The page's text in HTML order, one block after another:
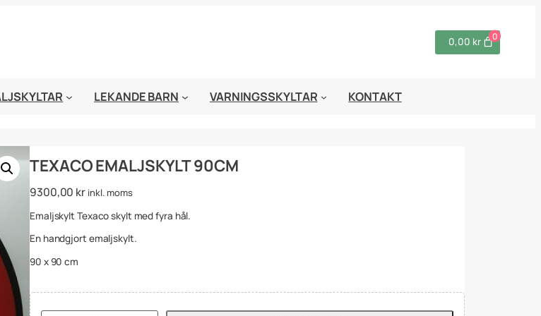
0
0,00 kr
LEKANDE BARN VARNINGSSKYLTAR KONTAKT
TEXACO EMALJSKYLT 90CM
9300,00 kr inkl. moms
Emaljskylt Texaco skylt med fyra hål.
En handgjort emaljskylt.
90 x 90 cm